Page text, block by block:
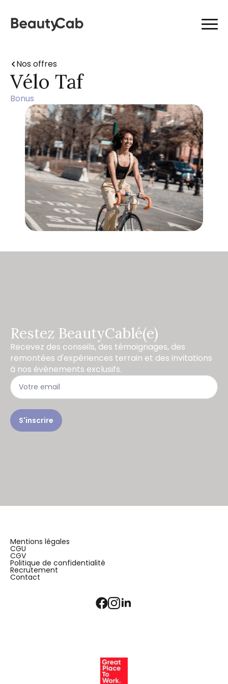
Nos offres
Vélo Taf
Bonus
Restez BeautyCablé(e)
Recevez des conseils, des témoignages, des
remontées d'expériences terrain et des invitations
à nos évènements exclusifs.
S'inscrire
Mentions légales
CGU
CGV
Politique de confidentialité
Recrutement
Contact